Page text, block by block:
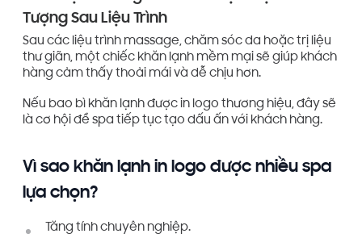
Tượng Sau Liệu Trình
Sau các liệu trình massage, chăm sóc da hoặc trị liệu
thư giãn, một chiếc khăn lạnh mềm mại sẽ giúp khách
hàng cảm thấy thoải mái và dễ chịu hơn.
Nếu bao bì khăn lạnh được in logo thương hiệu, đây sẽ
là cơ hội để spa tiếp tục tạo dấu ấn với khách hàng.
Vì sao khăn lạnh in logo được nhiều spa
lựa chọn?
Tăng tính chuyên nghiệp.